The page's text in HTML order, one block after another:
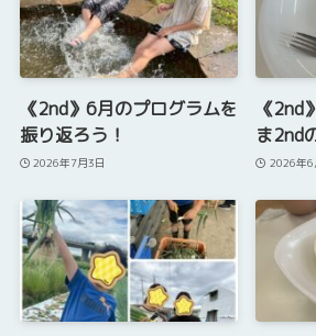
《2nd》6月のプログラムを
振り返ろう！
2026年7月3日
《2nd
ま2nd
2026年6